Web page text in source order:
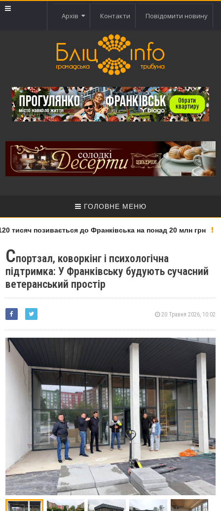
Архів Контакти Повідомити новину
ГОЛОВНЕ МЕНЮ
позивається до Франківська на понад 20 млн грн
Спортзал, коворкінг і психологічна
підтримка: У Франківську будують сучасний
ветеранський простір
20 Травня 2026, 10:02